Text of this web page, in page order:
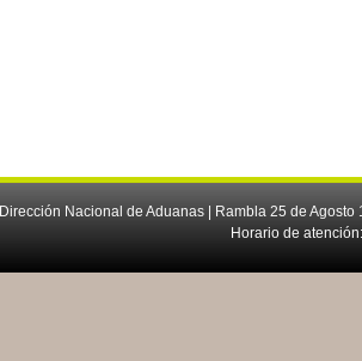
Dirección Nacional de Aduanas | Rambla 25 de
Horario de